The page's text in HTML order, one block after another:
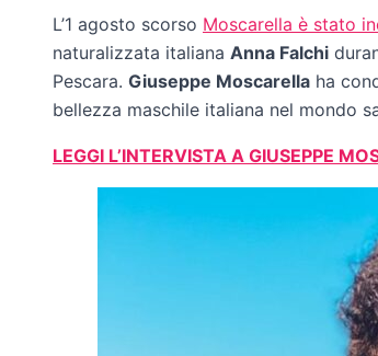
L’1 agosto scorso Moscarella è stato
naturalizzata italiana Anna Falchi
Pescara. Giuseppe Moscarella ha
bellezza maschile italiana nel mondo
LEGGI L’INTERVISTA A GIUSEPPE